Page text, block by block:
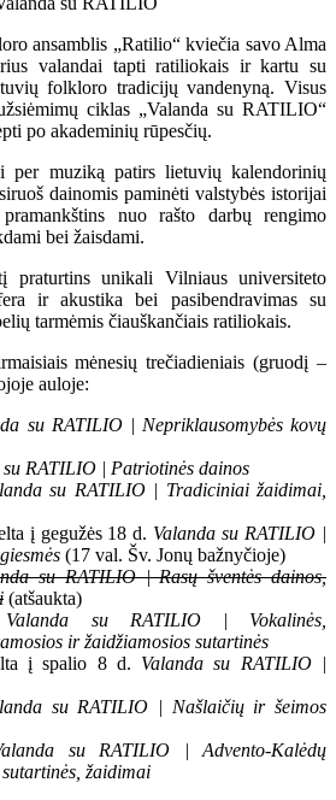
ansamblis „Ratilio“ kviečia savo Alma
valandai tapti ratiliokais ir kartu su
folkloro tradicijų vandenyną. Visus
ciklas „Valanda su RATILIO“
po akademinių rūpesčių.
per muziką patirs lietuvių kalendorinių
dainomis paminėti valstybės istorijai
nuo rašto darbų rengimo
bei žaisdami.
praturtins unikali Vilniaus universiteto
ir akustika bei pasibendravimas su
tarmėmis čiauškančiais ratiliokais.
mėnesių trečiadieniais (gruodį –
auloje:
su RATILIO | Nepriklausomybės kovų
su RATILIO | Patriotinės dainos
su RATILIO | Tradiciniai žaidimai,
į gegužės 18 d. Valanda su RATILIO |
(17 val. Šv. Jonų bažnyčioje)
su RATILIO | Rasų šventės dainos,
(atšaukta)
Valanda su RATILIO | Vokalinės,
ir žaidžiamosios sutartinės
į spalio 8 d. Valanda su RATILIO |
su RATILIO | Našlaičių ir šeimos
su RATILIO | Advento-Kalėdų
žaidimai